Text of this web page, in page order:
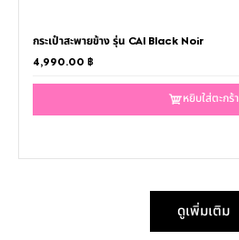
กระเป๋าสะพายข้าง รุ่น CAI Black Noir
4,990.00 ฿
หยิบใส่ตะกร้า
ดูเพิ่มเติม